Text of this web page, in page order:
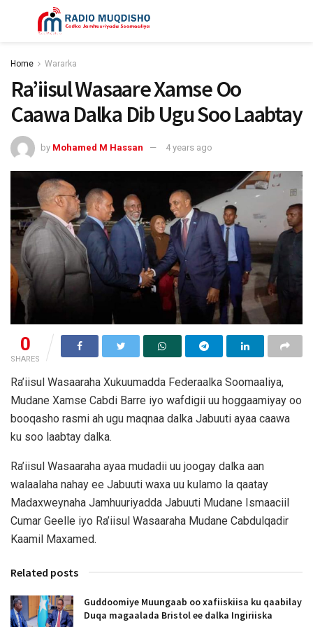
Home Wararka
Ra’iisul Wasaare Xamse Oo
Caawa Dalka Dib Ugu Soo Laabtay
by Mohamed M Hassan 4 years ago
0
SHARES
Ra’iisul Wasaaraha Xukuumadda Federaalka Soomaaliya,
Mudane Xamse Cabdi Barre iyo wafdigii uu hoggaamiyay oo
booqasho rasmi ah ugu maqnaa dalka Jabuuti ayaa caawa
ku soo laabtay dalka.
Ra’iisul Wasaaraha ayaa mudadii uu joogay dalka aan
walaalaha nahay ee Jabuuti waxa uu kulamo la qaatay
Madaxweynaha Jamhuuriyadda Jabuuti Mudane Ismaaciil
Cumar Geelle iyo Ra’iisul Wasaaraha Mudane Cabdulqadir
Kaamil Maxamed.
Related posts
Guddoomiye Muungaab oo xafiiskiisa ku qaabilay
Duqa magaalada Bristol ee dalka Ingiriiska